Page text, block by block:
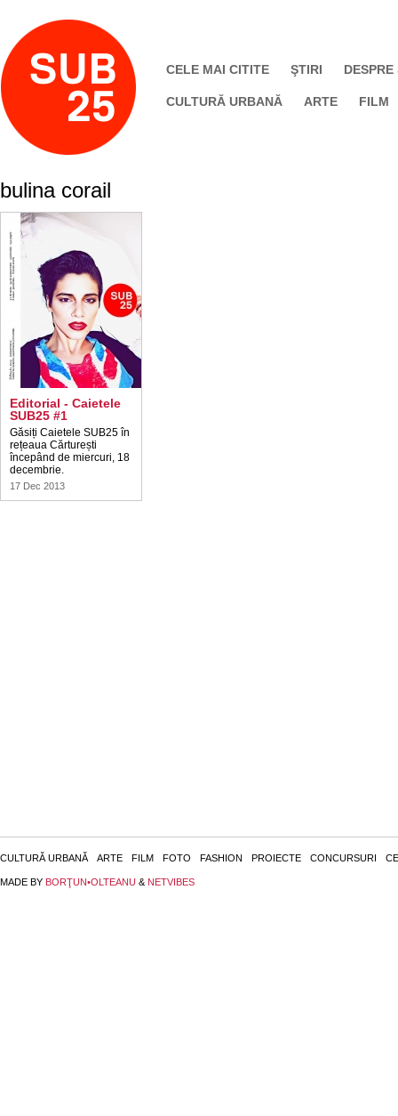
CELE MAI CITITE ŞTIRI DESPRE
CULTURĂ URBANĂ ARTE FILM
bulina corail
Editorial - Caietele
SUB25 #1
Găsiți Caietele SUB25 în
rețeaua Cărturești
începând de miercuri, 18
decembrie.
17 Dec 2013
CULTURĂ URBANĂ ARTE FILM FOTO FASHION PROIECTE CONCURSURI
MADE BY BORŢUN•OLTEANU & NETVIBES